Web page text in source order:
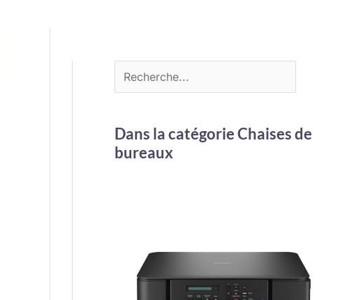
Dans la catégorie Chaises de
bureaux